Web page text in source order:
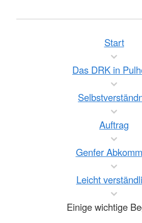
Start
Das DRK in
Auftrag
Genfer
Leicht
Einige wichtige